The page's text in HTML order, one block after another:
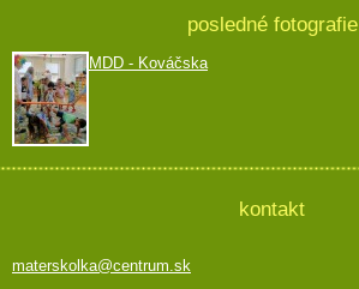
posledné fotografie
MDD - Kováčska
kontakt
materskolka@centrum.sk